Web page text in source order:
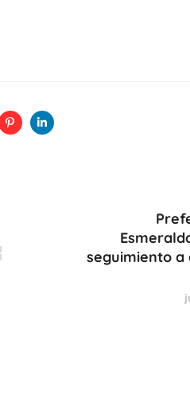
seguimiento a